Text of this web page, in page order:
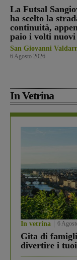
La Futsal
ha scelto la
continuità,
paio i volti nuovi
San Giovanni
6 Agosto 2026
In Vetrina
In vetrina 6
Gita di
divertire i